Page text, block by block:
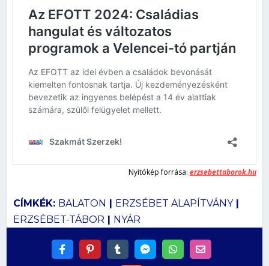
Nyitókép forrása: erzsebettaborok.hu
CÍMKÉK: BALATON | ERZSÉBET ALAPÍTVÁNY|
ERZSÉBET-TÁBOR | NYÁR